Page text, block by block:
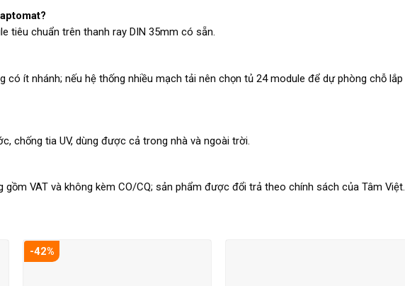
tiêu chuẩn trên thanh ray DIN 35mm có sẵn.
có ít nhánh; nếu hệ thống nhiều mạch tải nên chọn tủ 24 module để dự phòng chỗ lắp
chống tia UV, dùng được cả trong nhà và ngoài trời.
gồm VAT và không kèm CO/CQ; sản phẩm được đổi trả theo chính sách của Tâm Việt.
-42%